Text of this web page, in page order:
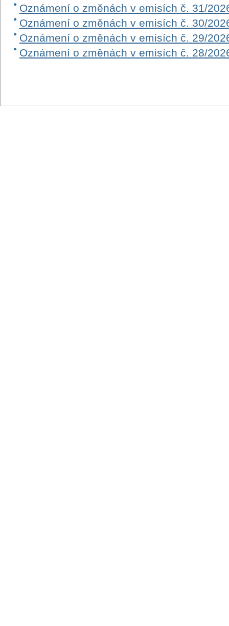
Oznámení o změnách v emisích č. 31/
Oznámení o změnách v emisích č. 30/
Oznámení o změnách v emisích č. 29/
Oznámení o změnách v emisích č. 28/